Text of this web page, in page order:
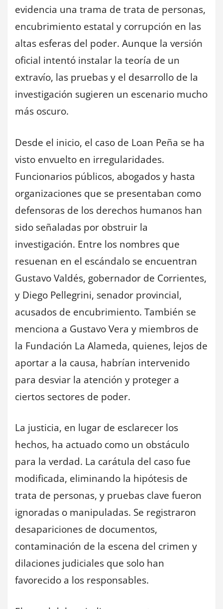
evidencia una trama de trata de personas,
encubrimiento estatal y corrupción en las
altas esferas del poder. Aunque la versión
oficial intentó instalar la teoría de un
extravío, las pruebas y el desarrollo de la
investigación sugieren un escenario mucho
más oscuro.
Desde el inicio, el caso de Loan Peña se ha
visto envuelto en irregularidades.
Funcionarios públicos, abogados y hasta
organizaciones que se presentaban como
defensoras de los derechos humanos han
sido señaladas por obstruir la
investigación. Entre los nombres que
resuenan en el escándalo se encuentran
Gustavo Valdés, gobernador de Corrientes,
y Diego Pellegrini, senador provincial,
acusados de encubrimiento. También se
menciona a Gustavo Vera y miembros de
la Fundación La Alameda, quienes, lejos de
aportar a la causa, habrían intervenido
para desviar la atención y proteger a
ciertos sectores de poder.
La justicia, en lugar de esclarecer los
hechos, ha actuado como un obstáculo
para la verdad. La carátula del caso fue
modificada, eliminando la hipótesis de
trata de personas, y pruebas clave fueron
ignoradas o manipuladas. Se registraron
desapariciones de documentos,
contaminación de la escena del crimen y
dilaciones judiciales que solo han
favorecido a los responsables.